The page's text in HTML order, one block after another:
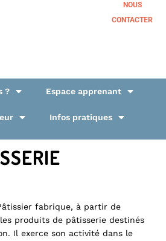
NOUS
CONTACTER
? Espace apprenant
Infos pratiques
fabrique, à partir de
produits de pâtisserie destinés
Il exerce son activité dans le